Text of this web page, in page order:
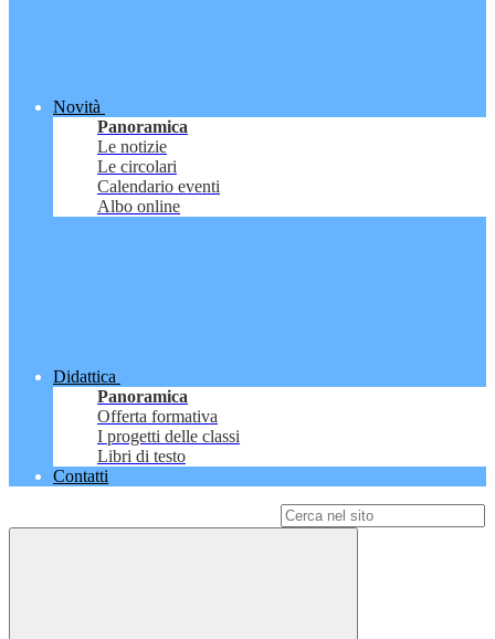
Novità
Panoramica
Le notizie
Le circolari
Calendario eventi
Albo online
Didattica
Panoramica
Offerta formativa
I progetti delle classi
Libri di testo
Contatti